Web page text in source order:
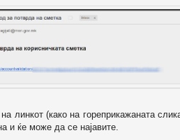
линкот (како на гореприкажаната
и ќе може да се најавите.